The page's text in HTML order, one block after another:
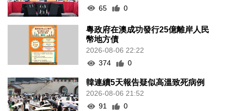
65
0
粵政府在澳成功發行25億離岸人民
幣地方債
2026-08-06 22:22
374
0
韓連續5天報告疑似高溫致死病例
2026-08-06 21:52
91
0